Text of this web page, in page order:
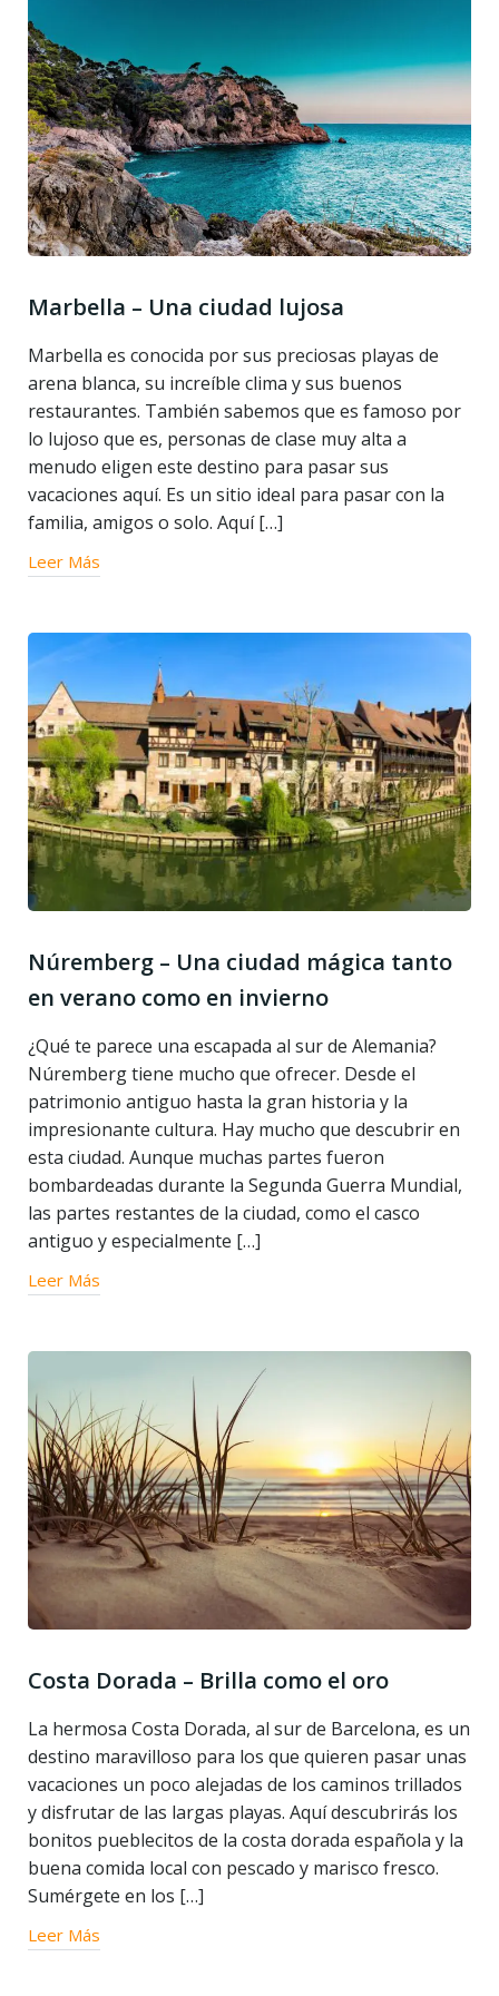
Marbella – Una ciudad lujosa
Marbella es conocida por sus preciosas playas de
arena blanca, su increíble clima y sus buenos
restaurantes. También sabemos que es famoso por
lo lujoso que es, personas de clase muy alta a
menudo eligen este destino para pasar sus
vacaciones aquí. Es un sitio ideal para pasar con la
familia, amigos o solo. Aquí […]
Leer Más
Núremberg – Una ciudad mágica tanto
en verano como en invierno
¿Qué te parece una escapada al sur de Alemania?
Núremberg tiene mucho que ofrecer. Desde el
patrimonio antiguo hasta la gran historia y la
impresionante cultura. Hay mucho que descubrir en
esta ciudad. Aunque muchas partes fueron
bombardeadas durante la Segunda Guerra Mundial,
las partes restantes de la ciudad, como el casco
antiguo y especialmente […]
Leer Más
Costa Dorada – Brilla como el oro
La hermosa Costa Dorada, al sur de Barcelona, es un
destino maravilloso para los que quieren pasar unas
vacaciones un poco alejadas de los caminos trillados
y disfrutar de las largas playas. Aquí descubrirás los
bonitos pueblecitos de la costa dorada española y la
buena comida local con pescado y marisco fresco.
Sumérgete en los […]
Leer Más